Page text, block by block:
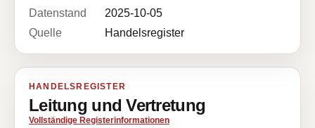
Datenstand
2025-10-05
Quelle
Handelsregister
HANDELSREGISTER
Leitung und Vertretung
Vollständige Registerinformationen